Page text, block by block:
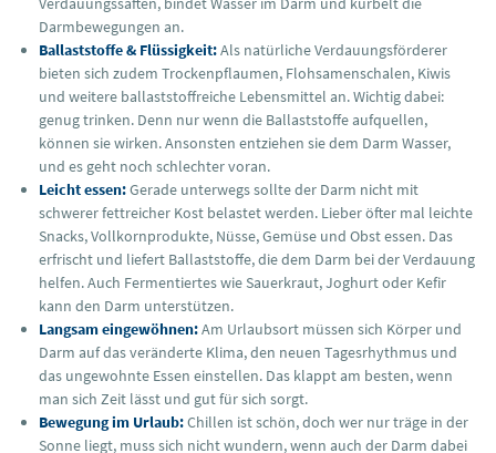
Darmbewegungen an.
Ballaststoffe & Flüssigkeit:Als natürliche Verdauungsförderer
bieten sich zudem Trockenpflaumen, Flohsamenschalen, Kiwis
und weitere ballaststoffreiche Lebensmittel an. Wichtig dabei:
genug trinken. Denn nur wenn die Ballaststoffe aufquellen,
können sie wirken. Ansonsten entziehen sie dem Darm Wasser,
und es geht noch schlechter voran.
Leicht essen:Gerade unterwegs sollte der Darm nicht mit
schwerer fettreicher Kost belastet werden. Lieber öfter mal leichte
Snacks, Vollkornprodukte, Nüsse, Gemüse und Obst essen. Das
erfrischt und liefert Ballaststoffe, die dem Darm bei der Verdauung
helfen. Auch Fermentiertes wie Sauerkraut, Joghurt oder Kefir
kann den Darm unterstützen.
Langsam eingewöhnen:Am Urlaubsort müssen sich Körper und
Darm auf das veränderte Klima, den neuen Tagesrhythmus und
das ungewohnte Essen einstellen. Das klappt am besten, wenn
man sich Zeit lässt und gut für sich sorgt.
Bewegung im Urlaub:Chillen ist schön, doch wer nur träge in der
Sonne liegt, muss sich nicht wundern, wenn auch der Darm dabei